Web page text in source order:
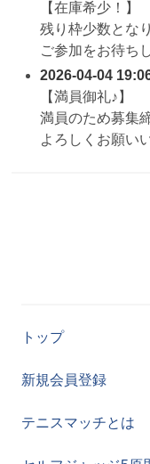
【在庫希少！】
残り枠少数とな
ご参加をお待ち
2026-04-04
【満員御礼♪】
満員のため募集
よろしくお願い
トップ
新規会員登録
テニスマッチとは